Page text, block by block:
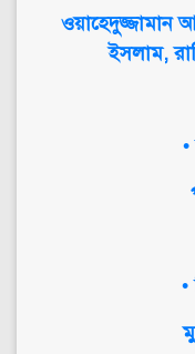
ওয়াহেদুজ্জামান
ইসলাম,
•